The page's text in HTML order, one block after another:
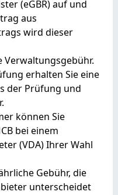
(eGBR) auf und
aus
wird dieser
Verwaltungsgebühr.
erhalten Sie eine
der Prüfung und
können Sie
bei einem
(VDA) Ihrer Wahl
Gebühr, die
unterscheidet